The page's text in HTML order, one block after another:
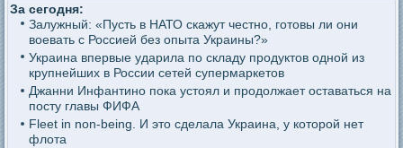
За сегодня:
Залужный: «Пусть в НАТО скажут честно, готовы ли они
воевать с Россией без опыта Украины?»
Украина впервые ударила по складу продуктов одной из
крупнейших в России сетей супермаркетов
Джанни Инфантино пока устоял и продолжает оставаться на
посту главы ФИФА
Fleet in non-being. И это сделала Украина, у которой нет
флота